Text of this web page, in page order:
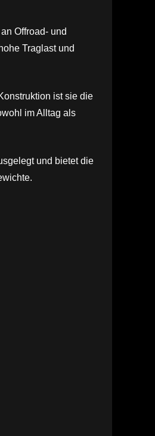
Offroad- und
Traglast und
ist sie die
im Alltag als
und bietet die